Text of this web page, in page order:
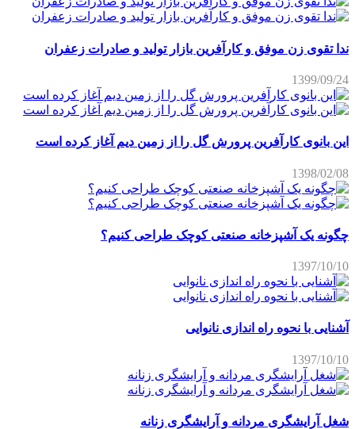
ندا تقوی زن موفق و کارآفرین بازار تولید و صادرات زعفران
1399/09/24
این بانوی کارآفرین پرورش گل را از زمین دیم آغاز کرده است
1398/02/08
چگونه یک آشپزخانه صنعتی کوچک طراحی کنیم؟
1397/10/10
آشنایی با نحوه راه اندازی نانوایی
1397/10/10
شغل آرایشگری مردانه و آرایشگری زنانه